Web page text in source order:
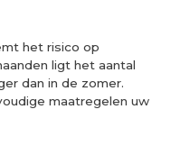
het risico op
ligt het aantal
dan in de zomer.
maatregelen uw